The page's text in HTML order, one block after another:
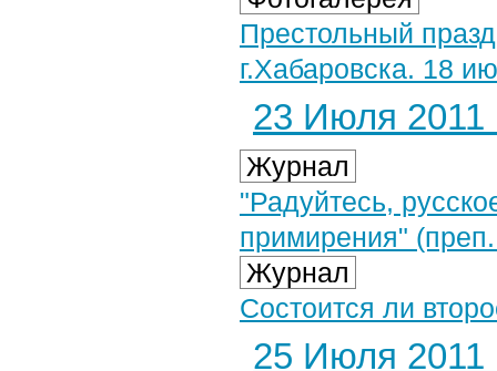
Престольный
г.Хабаровска. 18
23 Июля 2011
Журнал
"Радуйтесь,
примирения"
Журнал
Состоится ли
25 Июля 2011